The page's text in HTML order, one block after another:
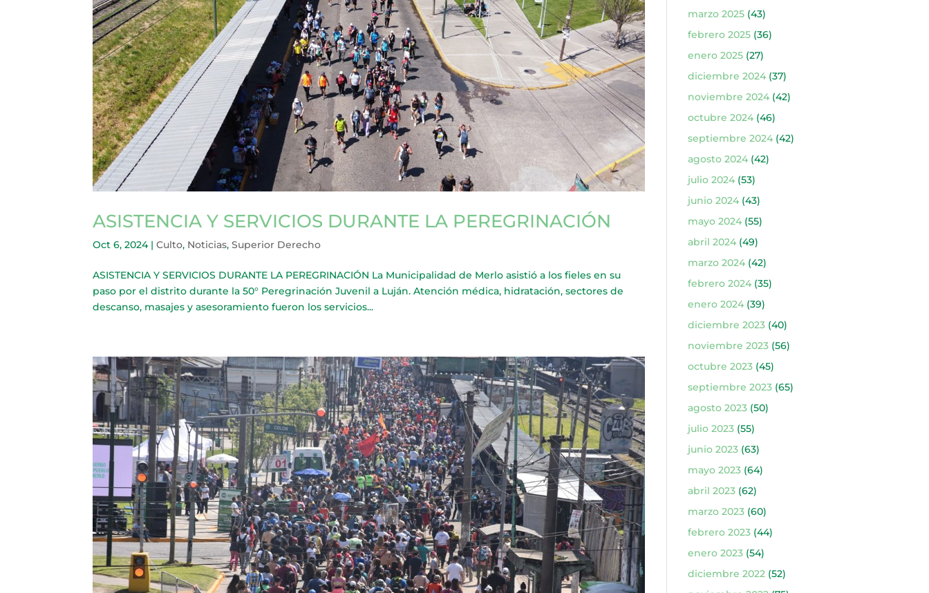
ASISTENCIA Y SERVICIOS DURANTE LA PEREGRINACIÓN
Oct 6, 2024|Culto, Noticias,Superior Derecho
ASISTENCIA Y SERVICIOS DURANTE LA PEREGRINACIÓN La Municipalidad de Merlo asistió a los fieles en su
paso por el distrito durante la 50° Peregrinación Juvenil a Luján. Atención médica, hidratación, sectores de
descanso, masajes y asesoramiento fueron los servicios...
marzo 2025(43)
febrero 2025(36)
enero 2025(27)
diciembre 2024(37)
noviembre 2024(42)
octubre 2024(46)
septiembre 2024(42)
agosto 2024(42)
julio 2024(53)
junio 2024(43)
mayo 2024(55)
abril 2024(49)
marzo 2024(42)
febrero 2024(35)
enero 2024(39)
diciembre 2023(40)
noviembre 2023(56)
octubre 2023(45)
septiembre 2023(65)
agosto 2023(50)
julio 2023(55)
junio 2023(63)
mayo 2023(64)
abril 2023(62)
marzo 2023(60)
febrero 2023(44)
enero 2023(54)
diciembre 2022(52)